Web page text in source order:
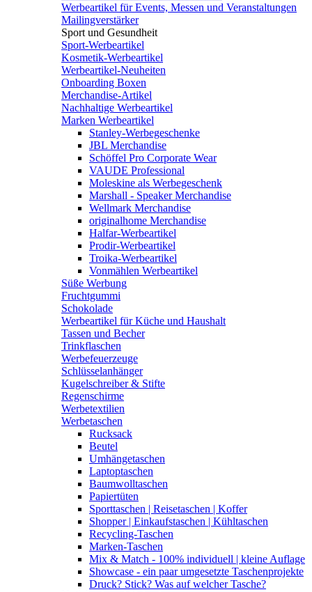
Werbeartikel für Events, Messen und Veranstaltungen
Mailingverstärker
Sport und Gesundheit
Sport-Werbeartikel
Kosmetik-Werbeartikel
Werbeartikel-Neuheiten
Onboarding Boxen
Merchandise-Artikel
Nachhaltige Werbeartikel
Marken Werbeartikel
Stanley-Werbegeschenke
JBL Merchandise
Schöffel Pro Corporate Wear
VAUDE Professional
Moleskine als Werbegeschenk
Marshall - Speaker Merchandise
Wellmark Merchandise
originalhome Merchandise
Halfar-Werbeartikel
Prodir-Werbeartikel
Troika-Werbeartikel
Vonmählen Werbeartikel
Süße Werbung
Fruchtgummi
Schokolade
Werbeartikel für Küche und Haushalt
Tassen und Becher
Trinkflaschen
Werbefeuerzeuge
Schlüsselanhänger
Kugelschreiber & Stifte
Regenschirme
Werbetextilien
Werbetaschen
Rucksack
Beutel
Umhängetaschen
Laptoptaschen
Baumwolltaschen
Papiertüten
Sporttaschen | Reisetaschen | Koffer
Shopper | Einkaufstaschen | Kühltaschen
Recycling-Taschen
Marken-Taschen
Mix & Match - 100% individuell | kleine Auflage
Showcase - ein paar umgesetzte Taschenprojekte
Druck? Stick? Was auf welcher Tasche?